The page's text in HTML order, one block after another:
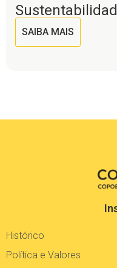
SAIBA MAIS
Histórico
Política e Valores